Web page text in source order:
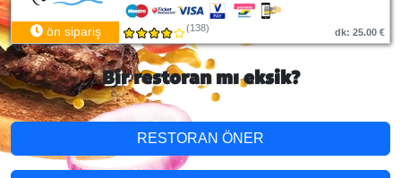
ön sipariş (138) dk: 25.00 €
Bir restoran mı eksik?
RESTORAN ÖNER